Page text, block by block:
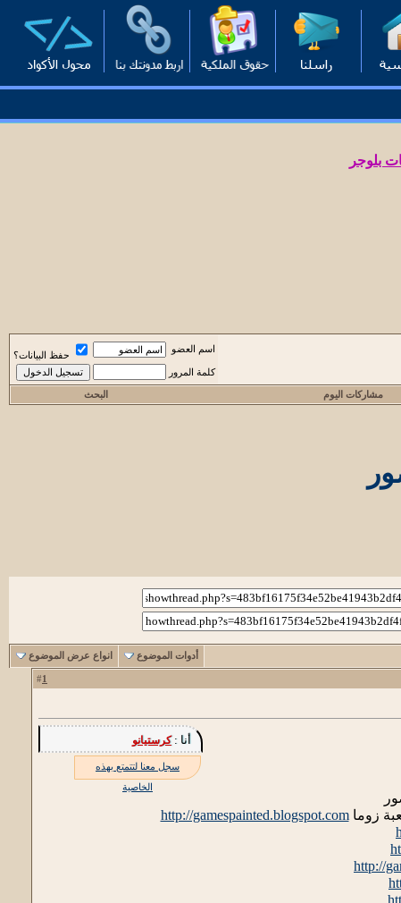
بلوجر
اسم العضو
حفظ البيانات؟
كلمة المرور
مشاركات اليوم البحث
أدوات الموضوع انواع عرض الموضوع
1
أنا :كرستيانو
سجل معنا لتتمتع بهذه
الخاصية
زوماhttp://gamespainted.blogspot.com
http://